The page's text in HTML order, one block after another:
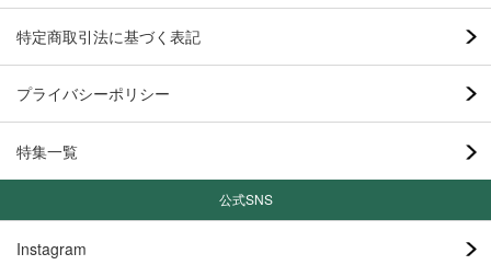
特定商取引法に基づく表記
プライバシーポリシー
特集一覧
公式SNS
Instagram